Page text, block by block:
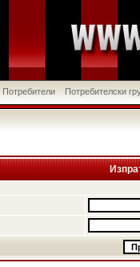
Потребители Потребителски